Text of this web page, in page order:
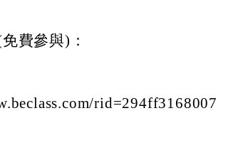
費參與)：
rid=294ff3168007